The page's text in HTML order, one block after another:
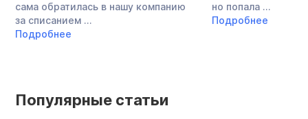
сама обратилась в нашу компанию
за списанием ...
Подробнее
но попала ...
Подробнее
Популярные статьи